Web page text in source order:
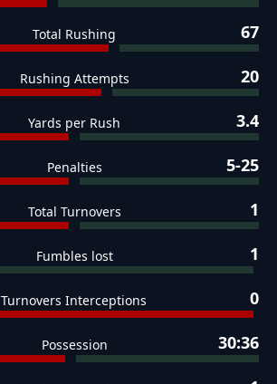
Total Rushing 67
Rushing Attempts 20
Yards per Rush 3.4
Penalties 5-25
Total Turnovers 1
Fumbles lost 1
Turnovers Interceptions 0
Possession 30:36